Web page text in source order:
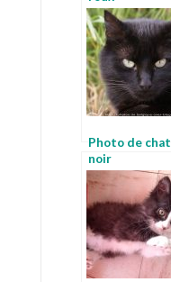
Photo de chat
noir